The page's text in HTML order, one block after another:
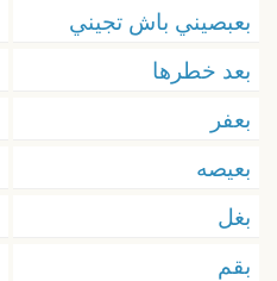
بعبصيني باش تجيني
بعد خطرها
بعفر
بعيصه
بغل
بقم